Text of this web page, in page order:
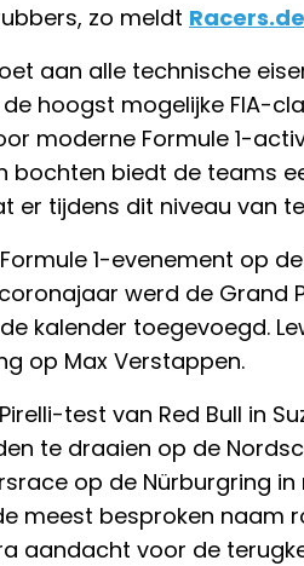
zo meldt Racers.de
aan alle technische
hoogst mogelijke FIA-
moderne Formule 1-
bochten biedt de teams
er tijdens dit niveau van
1-evenement op
werd de Grand
kalender toegevoegd.
op Max Verstappen.
test van Red Bull in
te draaien op de
op de Nürburgring in
meest besproken naam
aandacht voor de